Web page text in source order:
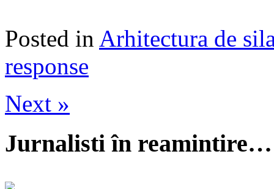
Posted in Arhitectura de
response
Next »
Jurnalisti în reamintire…